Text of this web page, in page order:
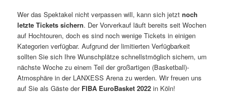
Wer das Spektakel nicht verpassen will, kann sich jetztnoch
letzte Tickets sichern. Der Vorverkauf läuft bereits seit Wochen
auf Hochtouren, doch es sind noch wenige Tickets in einigen
Kategorien verfügbar. Aufgrund der limitierten Verfügbarkeit
sollten Sie sich Ihre Wunschplätze schnellstmöglich sichern, um
nächste Woche zu einem Teil der großartigen (Basketball)-
Atmosphäre in der LANXESS Arena zu werden. Wir freuen uns
auf Sie als Gäste der FIBA EuroBasket 2022 in Köln!